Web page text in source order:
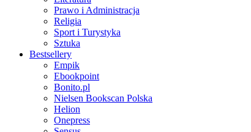
Prawo i Administracja
Religia
Sport i Turystyka
Sztuka
Bestsellery
Empik
Ebookpoint
Bonito.pl
Nielsen Bookscan Polska
Helion
Onepress